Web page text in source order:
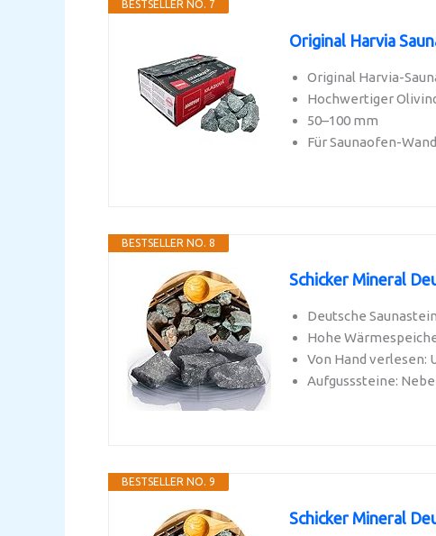
BESTSELLER NO. 7
Original Harvia
Original Harvia-
Hochwertiger
50–100 mm
Für Saunaofen-
BESTSELLER NO. 8
Schicker Mineral
Deutsche
Hohe
Von Hand verlesen:
Aufgusssteine:
BESTSELLER NO. 9
Schicker Mineral